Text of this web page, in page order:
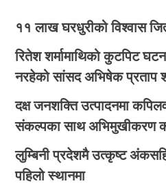
११ लाख घरधुरीको विश्वास
रितेश शर्मामाथिको कुटपिट
नरहेको सांसद अभिषेक प्रताप
दक्ष जनशक्ति उत्पादनमा
संकल्पका साथ अभिमुखीकरण
लुम्बिनी प्रदेशमै उत्कृष्ट
पहिलो स्थानमा